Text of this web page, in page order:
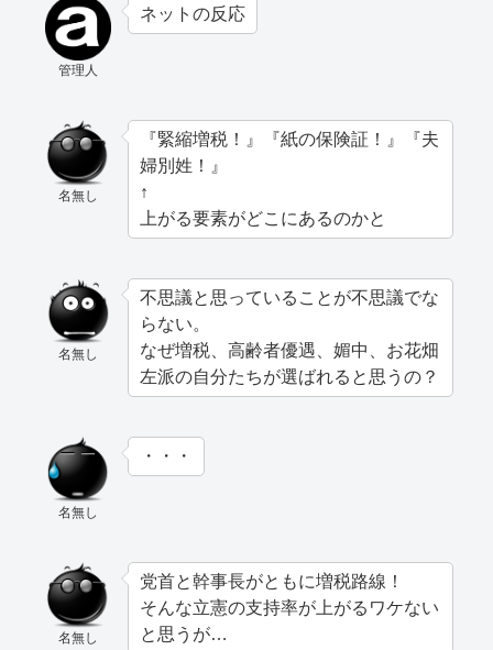
管理人
ネットの反応
名無し
『緊縮増税！』『紙の保険証！』『夫
婦別姓！』
↑
上がる要素がどこにあるのかと
名無し
不思議と思っていることが不思議でな
らない。
なぜ増税、高齢者優遇、媚中、お花畑
左派の自分たちが選ばれると思うの？
名無し
・・・
名無し
党首と幹事長がともに増税路線！
そんな立憲の支持率が上がるワケない
と思うが…